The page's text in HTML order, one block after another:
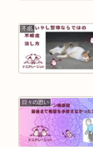
不眠
日々の思い